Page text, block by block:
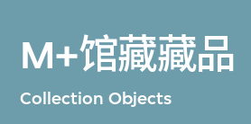
M+馆藏藏品
Collection Objects